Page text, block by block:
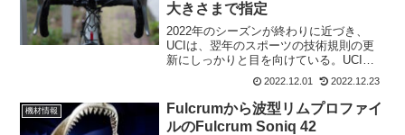
大きさまで指定
2022年のシーズンが終わりに近づき、
UCIは、翌年のスポーツの技術規則の更
新にしっかりと目を向けている。UCI技
術規則のUCIテクニカルレギュレーショ
ンの明確化ガイドの新しいバージョンが
公開され、2023年1月1日に発効する。主
な改正点を...
2022.12.01 2022.12.23
機材情報
Fulcrumから波型リムプロファイ
ルのFulcrum Soniq 42